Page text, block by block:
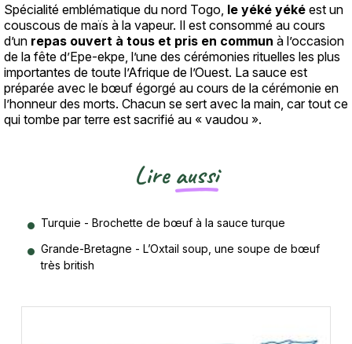
Spécialité emblématique du nord Togo, le yéké yéké est un
couscous de maïs à la vapeur. Il est consommé au cours
d’un repas ouvert à tous et pris en commun à l’occasion
de la fête d’Epe-ekpe, l’une des cérémonies rituelles les plus
importantes de toute l’Afrique de l’Ouest. La sauce est
préparée avec le bœuf égorgé au cours de la cérémonie en
l’honneur des morts. Chacun se sert avec la main, car tout ce
qui tombe par terre est sacrifié au « vaudou ».
Lireaussi
Turquie - Brochette de bœuf à la sauce turque
Grande-Bretagne - L’Oxtail soup, une soupe de bœuf
très british